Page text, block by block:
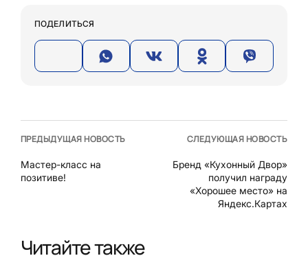
ПОДЕЛИТЬСЯ
ПРЕДЫДУЩАЯ НОВОСТЬ
Мастер-класс на
позитиве!
СЛЕДУЮЩАЯ НОВОСТЬ
Бренд «Кухонный Двор»
получил награду
«Хорошее место» на
Яндекс.Картах
Читайте также